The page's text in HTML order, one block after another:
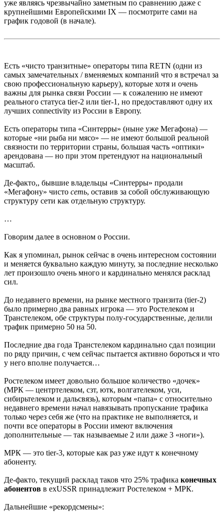
уже являясь чрезвычайно заметным по сравнению даже с
крупнейшими Европейскими IX — посмотрите сами на
график годовой (в начале).
Есть «чисто транзитные» операторы типа RETN (одни из
самых замечательных / вменяемых компаний что я встречал за
свою профессиональную карьеру), которые хотя и очень
важны для рынка связи России — к сожалению не имеют
реального статуса tier-2 или tier-1, но предоставляют одну их
лучших connectivity из России в Европу.
Есть операторы типа «Синтерры» (ныне уже Мегафона) —
которые «ни рыба ни мясо» — не имеют большой реальной
связности по территории страны, большая часть «оптики»
арендована — но при этом претендуют на национальный
масштаб.
Де-факто,, бывшие владельцы «Синтерры» продали
«Мегафону» чисто сеть, оставив за собой обслуживающую
структуру сети как отдельную структуру.
…
Говорим далее в основном о России.
Как я упоминал, рынок сейчас в очень интересном состоянии
и меняется буквально каждую минуту, за последние несколько
лет произошло очень много и кардинально менялся расклад
сил.
До недавнего времени, на рынке местного транзита (tier-2)
было примерно два равных игрока — это Ростелеком и
Транстелеком, обе структуры полу-государственные, делили
трафик примерно 50 на 50.
Последние два года Транстелеком кардинально сдал позиции
по ряду причин, с чем сейчас пытается активно бороться и что
у него вполне получается…
Ростелеком имеет довольно большое количество «дочек»
(МРК — центртелеком, сзт, ютк, волгателеком, уси,
сибирьтелеком и дальсвязь), которым «папа» с относительно
недавнего времени начал навязывать пропускание трафика
только через себя же (что на практике не выполняется, и
почти все операторы в России имеют включения
дополнительные — так называемые 2 или даже 3 «ноги»).
МРК — это tier-3, которые как раз уже идут к конечному
абоненту.
Де-факто, текущий расклад таков что 25% трафика конечных
абонентов в exUSSR принадлежит Ростелеком + МРК.
Дальнейшие «рекордсмены»: